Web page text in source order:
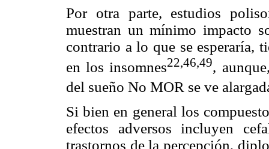
Por otra parte, estudios
muestran un mínimo impacto
contrario a lo que se esperaría,
en los insomnes22,46,49,
del sueño No MOR se ve
Si bien en general los
efectos adversos incluyen
trastornos de la percepción,